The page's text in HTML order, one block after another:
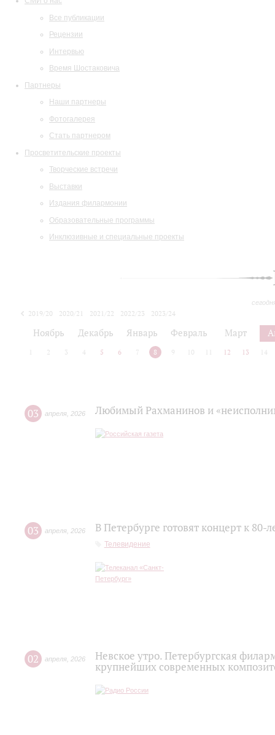
Все публикации
Рецензии
Интервью
Время Шостаковича
Партнеры
Наши партнеры
Фотогалерея
Стать партнером
Просветительские проекты
Творческие встречи
Выставки
Издания филармонии
Образовательные программы
Инклюзивные и специальные проекты
2019/20 2020/21 2021/22 2022/23
2023/24
Ноябрь Декабрь Январь Февраль Март
2 3 4 5 6 7 8 9 10 12 13 14
03 апреля 2026 Любимый Рахманинов и
03 апреля 2026 В Петербурге готовят концерт к
Телевидение
02 апреля 2026
Невское утро. Петербургская
крупнейших современных